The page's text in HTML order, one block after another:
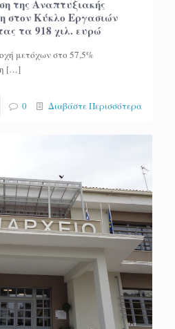
της Αναπτυξιακής
στον Κύκλο Εργασιών
τα 918 χιλ. ευρώ
μετόχων στο 57,5%
[…]
0 Διαβάστε Περισσότερα